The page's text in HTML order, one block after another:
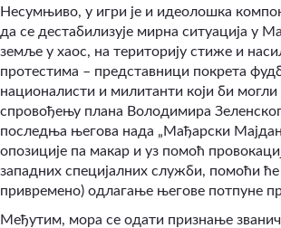
Несумњиво, у игри је и идеолошка
да се дестабилизује мирна ситуација у
земље у хаос, на територију стиже и
протестима – представници покрета
националисти и милитанти који би
спровођењу плана Володимира
последња његова нада „Мађарски
опозиције па макар и уз помоћ
западних специјалних служби, помоћи
привремено) одлагање његове потпуне
Међутим, мора се одати признање